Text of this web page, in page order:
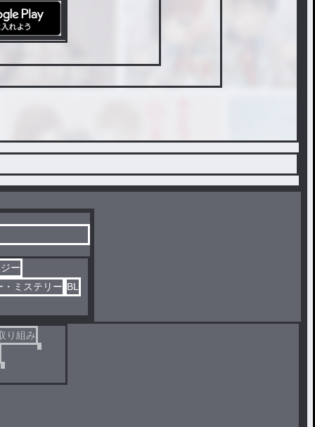
ー
・ミステリー BL
り組み